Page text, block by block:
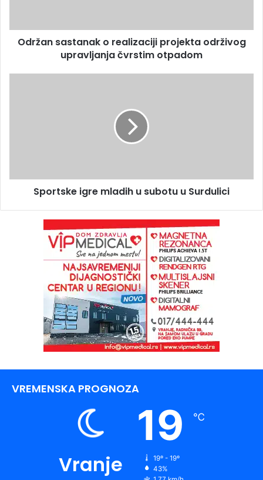
Održan sastanak o realizaciji projekta održivog
upravljanja čvrstim otpadom
Sportske igre mladih u subotu u Surdulici
VREMENSKA PROGNOZA
Vranje
19 ℃
19º - 19º
43%